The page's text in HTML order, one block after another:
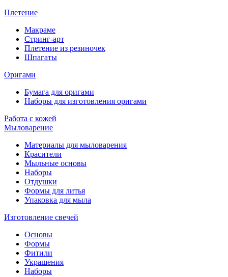
Плетение
Макраме
Стринг-арт
Плетение из резиночек
Шпагаты
Оригами
Бумага для оригами
Наборы для изготовления оригами
Работа с кожей
Мыловарение
Материалы для мыловарения
Красители
Мыльные основы
Наборы
Отдушки
Формы для литья
Упаковка для мыла
Изготовление свечей
Основы
Формы
Фитили
Украшения
Наборы